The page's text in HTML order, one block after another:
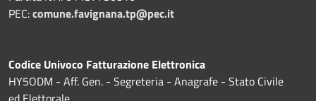
PEC:comune.favignana.tp@pec.it
Codice Univoco Fatturazione Elettronica
HY5ODM - Aff. Gen. - Segreteria - Anagrafe - Stato Civile